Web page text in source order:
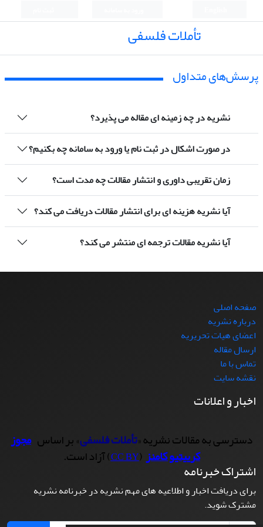
تأملات فلسفی
پرسش‌های متداول
نشریه در چه زمینه ای مقاله می پذیرد؟
در صورت اشکال در ثبت نام یا ورود به سامانه چه بکنیم؟
زمان تقریبی داوری و انتشار مقالات چه مدت است؟
آیا نشریه هزینه ای برای انتشار مقالات دریافت می کند؟
آیا نشریه مقالات ترجمه ای منتشر می کند؟
صفحه اصلی
درباره نشریه
اعضای هیات تحریریه
ارسال مقاله
تماس با ما
نقشه سایت
اخبار و اعلانات
دسترسی به مقالات نشریه «تأملات فلسفی» بر اساس مجوز
کرییتیو کامنز(
CC BY) آزاد است.
اشتراک خبرنامه
برای دریافت اخبار و اطلاعیه های مهم نشریه در خبرنامه نشریه
مشترک شوید.